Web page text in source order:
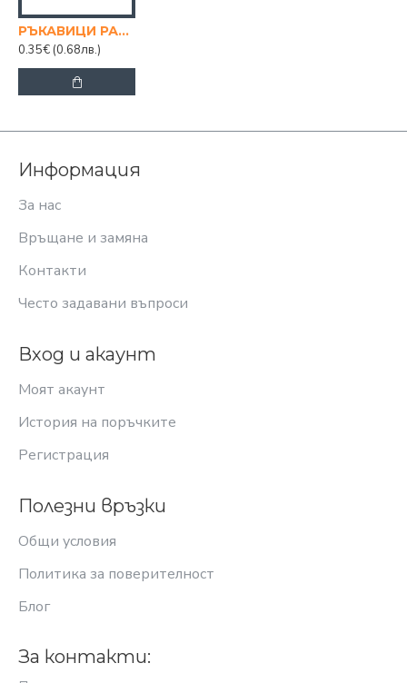
РЪКАВИЦИ РАБОТНИ НА ТОЧКИ
0.35€ (0.68лв.)
Информация
За нас
Връщане и замяна
Контакти
Често задавани въпроси
Вход и акаунт
Моят акаунт
История на поръчките
Регистрация
Полезни връзки
Общи условия
Политика за поверителност
Блог
За контакти: